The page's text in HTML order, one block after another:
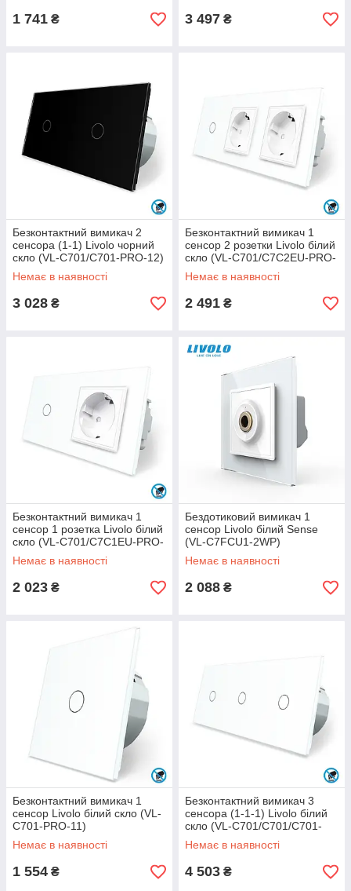
1 741 ₴ 3 497 ₴
Безконтактний вимикач 2
сенсора (1-1) Livolo чорний
скло (VL-C701/C701-PRO-12)
Немає в наявності
3 028 ₴
Безконтактний вимикач 1
сенсор 2 розетки Livolo білий
скло (VL-C701/C7C2EU-PRO-
11)
Немає в наявності
2 491 ₴
Безконтактний вимикач 1
сенсор 1 розетка Livolo білий
скло (VL-C701/C7C1EU-PRO-
11)
Немає в наявності
2 023 ₴
Бездотиковий вимикач 1
сенсор Livolo білий Sense
(VL-C7FCU1-2WP)
Немає в наявності
2 088 ₴
Безконтактний вимикач 1
сенсор Livolo білий скло (VL-
C701-PRO-11)
Немає в наявності
1 554 ₴
Безконтактний вимикач 3
сенсора (1-1-1) Livolo білий
скло (VL-C701/C701/C701-
PRO-11)
Немає в наявності
4 503 ₴